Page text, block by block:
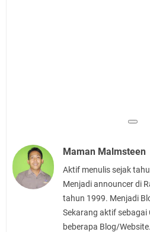
Maman Malmsteen
Aktif menulis sejak
Menjadi announcer di
tahun 1999. Menjadi
Sekarang aktif
beberapa Blog/Website.